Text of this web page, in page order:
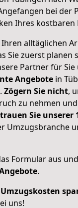
bei der
Ihres kostbaren
alltäglichen
Sie zuerst planen
Partner für Sie
Angebote in
Zögern Sie nicht,
zu nehmen
Sie unserer
Umzugsbranche
Formular aus und
.
Umzugskosten
uns!